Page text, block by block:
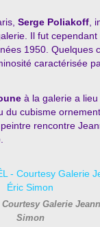
Serge Poliakoff ,
Il fut
1950. Quelques
caractérisée
à la galerie a
du cubisme
rencontre
Galerie
Simon